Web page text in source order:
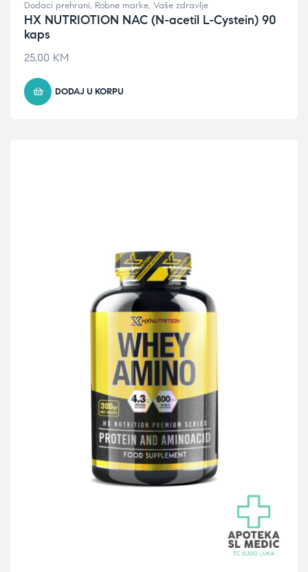
Dodaci prehrani, Robne marke, Vaše zdravlje
HX NUTRIOTION NAC (N-acetil L-Cystein) 90
kaps
25.00 KM
DODAJ U KORPU